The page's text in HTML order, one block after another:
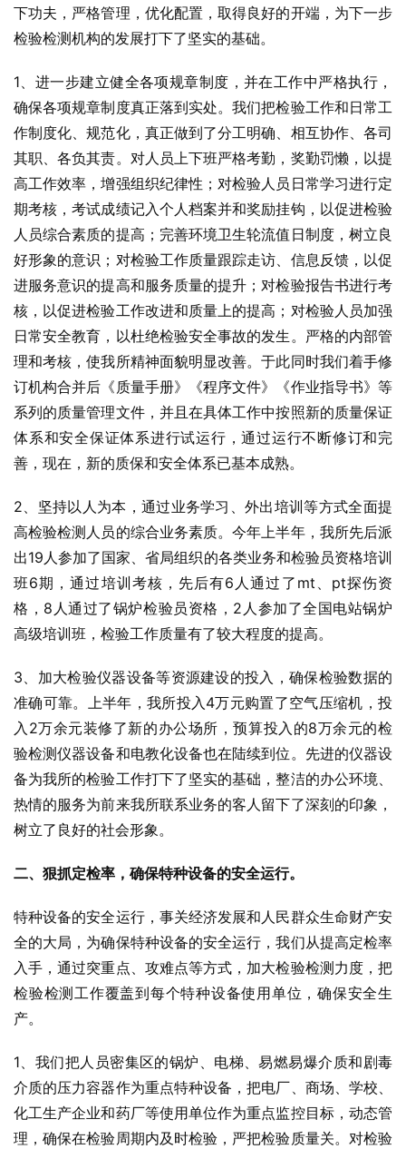
下功夫，严格管理，优化配置，取得良好的开端，为下一步
检验检测机构的发展打下了坚实的基础。
1、进一步建立健全各项规章制度，并在工作中严格执行，
确保各项规章制度真正落到实处。我们把检验工作和日常工
作制度化、规范化，真正做到了分工明确、相互协作、各司
其职、各负其责。对人员上下班严格考勤，奖勤罚懒，以提
高工作效率，增强组织纪律性；对检验人员日常学习进行定
期考核，考试成绩记入个人档案并和奖励挂钩，以促进检验
人员综合素质的提高；完善环境卫生轮流值日制度，树立良
好形象的意识；对检验工作质量跟踪走访、信息反馈，以促
进服务意识的提高和服务质量的提升；对检验报告书进行考
核，以促进检验工作改进和质量上的提高；对检验人员加强
日常安全教育，以杜绝检验安全事故的发生。严格的内部管
理和考核，使我所精神面貌明显改善。于此同时我们着手修
订机构合并后《质量手册》《程序文件》《作业指导书》等
系列的质量管理文件，并且在具体工作中按照新的质量保证
体系和安全保证体系进行试运行，通过运行不断修订和完
善，现在，新的质保和安全体系已基本成熟。
2、坚持以人为本，通过业务学习、外出培训等方式全面提
高检验检测人员的综合业务素质。今年上半年，我所先后派
出19人参加了国家、省局组织的各类业务和检验员资格培训
班6期，通过培训考核，先后有6人通过了mt、pt探伤资
格，8人通过了锅炉检验员资格，2人参加了全国电站锅炉
高级培训班，检验工作质量有了较大程度的提高。
3、加大检验仪器设备等资源建设的投入，确保检验数据的
准确可靠。上半年，我所投入4万元购置了空气压缩机，投
入2万余元装修了新的办公场所，预算投入的8万余元的检
验检测仪器设备和电教化设备也在陆续到位。先进的仪器设
备为我所的检验工作打下了坚实的基础，整洁的办公环境、
热情的服务为前来我所联系业务的客人留下了深刻的印象，
树立了良好的社会形象。
二、狠抓定检率，确保特种设备的安全运行。
特种设备的安全运行，事关经济发展和人民群众生命财产安
全的大局，为确保特种设备的安全运行，我们从提高定检率
入手，通过突重点、攻难点等方式，加大检验检测力度，把
检验检测工作覆盖到每个特种设备使用单位，确保安全生
产。
1、我们把人员密集区的锅炉、电梯、易燃易爆介质和剧毒
介质的压力容器作为重点特种设备，把电厂、商场、学校、
化工生产企业和药厂等使用单位作为重点监控目标，动态管
理，确保在检验周期内及时检验，严把检验质量关。对检验